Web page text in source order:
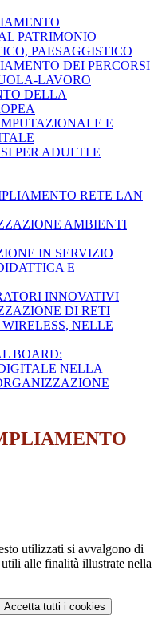
PATRIMONIO
PAESAGGISTICO
DEI PERCORSI
LAVORO
DELLA
E
PER ADULTI E
RETE LAN
AMBIENTI
IN SERVIZIO
E
INNOVATIVI
DI RETI
NELLE
BOARD:
NELLA
utilizzati si avvalgono di
alle finalità illustrate nella
Accetta tutti i cookies